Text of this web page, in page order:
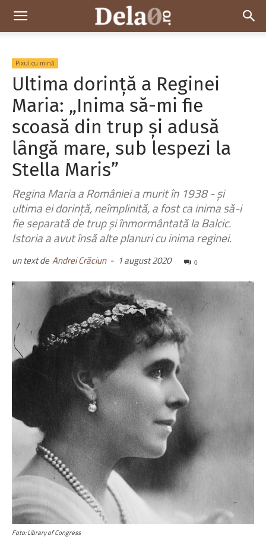
Dela0
Pixul cu mină
Ultima dorință a Reginei
Maria: „Inima să-mi fie
scoasă din trup și adusă
lângă mare, sub lespezi la
Stella Maris”
Regina Maria a României a murit în 1938 - și
ultima ei dorință, neîmplinită, a fost ca inima să-i
fie separată de trup și înmormântată la Balcic.
Istoria a avut însă alte planuri cu inima reginei.
un text de Andrei Crăciun - 1 august 2020 0
Foto: Library of Congress